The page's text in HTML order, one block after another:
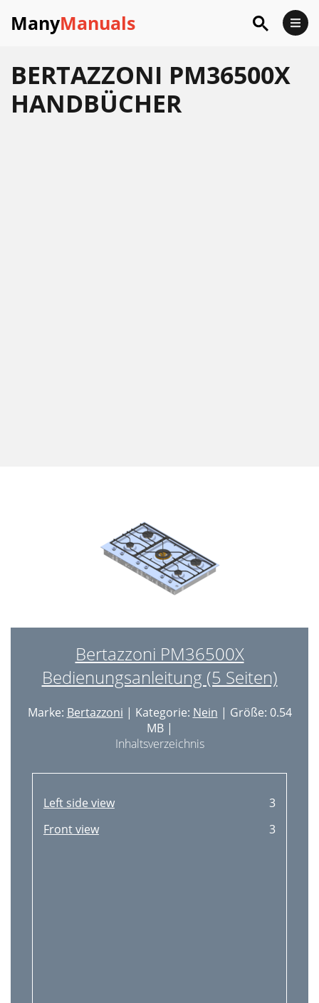
ManyManuals
BERTAZZONI PM36500X
HANDBÜCHER
Bertazzoni PM36500X
Bedienungsanleitung (5 Seiten)
Marke: Bertazzoni | Kategorie: Nein | Größe: 0.54
MB |
Inhaltsverzeichnis
Left side view
3
Front view
3